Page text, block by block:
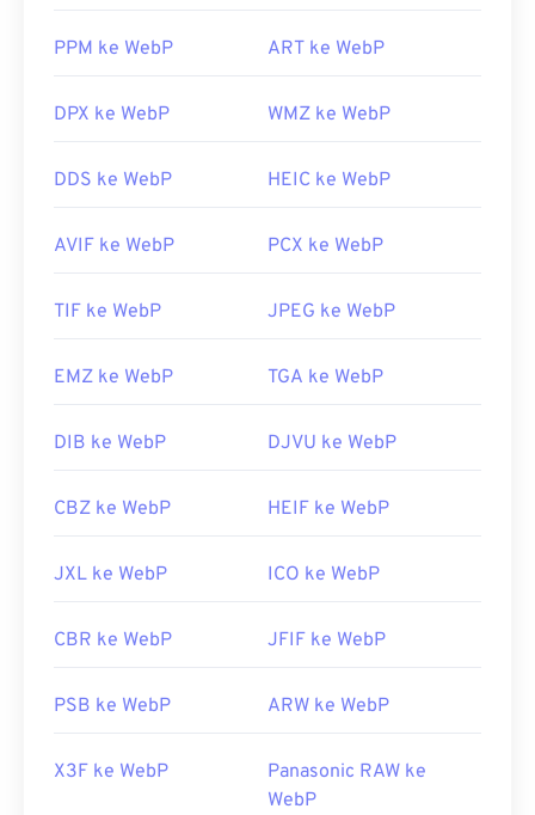
Windows Photo Viewer
, danAdobe Photoshop
membuka WebP.
Rilis Awal:September 2010
GunakanPemilih Warna
kami untuk memilih warna
PPM ke WebP ART ke WebP
DPX ke WebP WMZ ke WebP
DDS ke WebP HEIC ke WebP
AVIF ke WebP PCX ke WebP
TIF ke WebP JPEG ke WebP
EMZ ke WebP TGA ke WebP
DIB ke WebP DJVU ke WebP
CBZ ke WebP HEIF ke WebP
JXL ke WebP ICO ke WebP
CBR ke WebP JFIF ke WebP
PSB ke WebP ARW ke WebP
X3F ke WebP
Panasonic RAW ke
WebP